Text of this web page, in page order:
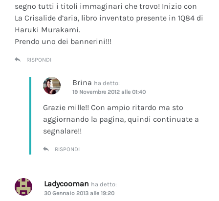
segno tutti i titoli immaginari che trovo! Inizio con
La Crisalide d’aria, libro inventato presente in 1Q84 di
Haruki Murakami.
Prendo uno dei bannerini!!!
RISPONDI
Brina ha detto:
19 Novembre 2012 alle 01:40
Grazie mille!! Con ampio ritardo ma sto
aggiornando la pagina, quindi continuate a
segnalare!!
RISPONDI
Ladycooman ha detto:
30 Gennaio 2013 alle 19:20